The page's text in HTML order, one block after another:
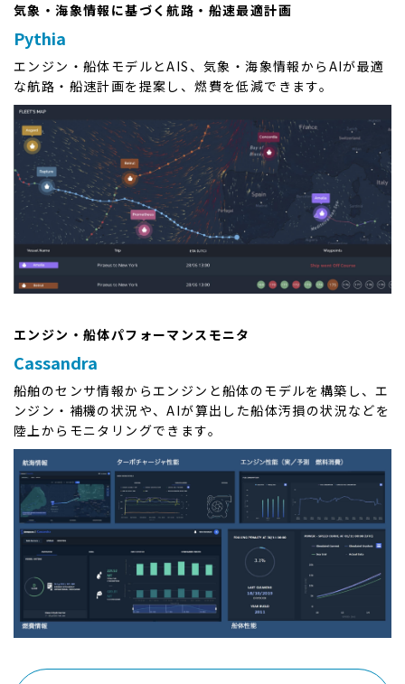
気象・海象情報に基づく航路・船速最適計画
Pythia
エンジン・船体モデルとAIS、気象・海象情報からAIが最適
な航路・船速計画を提案し、燃費を低減できます。
エンジン・船体パフォーマンスモニタ
Cassandra
船舶のセンサ情報からエンジンと船体のモデルを構築し、エ
ンジン・補機の状況や、AIが算出した船体汚損の状況などを
陸上からモニタリングできます。